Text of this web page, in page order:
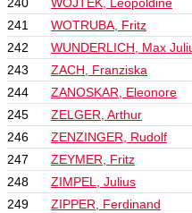
241
WOTRUBA, Fritz
242
WUNDERLICH, Max
243
ZACH, Franziska
244
ZANOSKAR, Eleonore
245
ZELGER, Arthur
246
ZENZINGER, Rudolf
247
ZEYMER, Fritz
248
ZIMPEL, Julius
249
ZIPPER, Ferdinand